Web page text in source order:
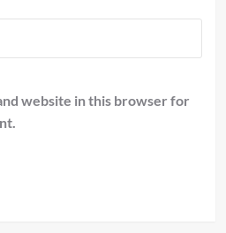
website in this browser for